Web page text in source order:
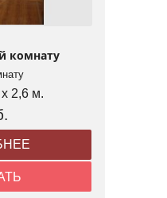
комнату
2,6 м.